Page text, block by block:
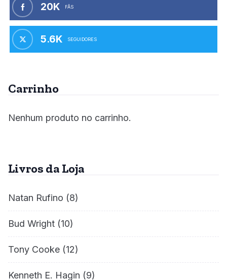
20K FÃS
5.6K SEGUIDORES
Carrinho
Nenhum produto no carrinho.
Livros da Loja
Natan Rufino (8)
Bud Wright (10)
Tony Cooke (12)
Kenneth E. Hagin (9)